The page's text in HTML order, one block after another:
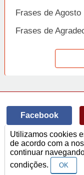
Frases de Agosto
Frases de
Frases de
Frases de Amor
Frases de
Frases de Atitude
Frases de Azar
Facebook
© Copyright 2014-
Termos de Uso /
contato@afrase.com.br
Utilizamos cookies
de acordo com a
continuar
condições.
OK